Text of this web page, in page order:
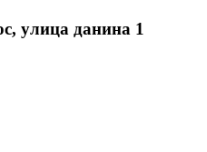
улица данина 1